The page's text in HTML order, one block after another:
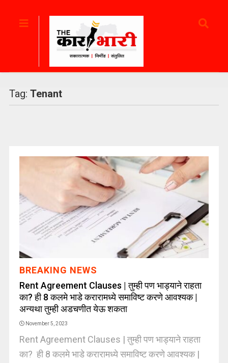
Tag: Tenant
BREAKING NEWS
Rent Agreement Clauses | तुम्ही पण भाड्याने राहता
का? ही 8 कलमे भाडे करारामध्ये समाविष्ट करणे आवश्यक |
अन्यथा तुम्ही अडचणीत येऊ शकता
November 5, 2023
Rent Agreement Clauses | तुम्ही पण भाड्याने राहता
का? ही 8 कलमे भाडे करारामध्ये समाविष्ट करणे आवश्यक |